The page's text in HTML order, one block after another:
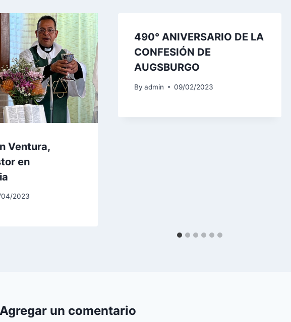
Ventura,
en
2023
490° ANIVERSARIO DE LA
CONFESIÓN DE
AUGSBURGO
By admin 09/02/2023
Agregar un comentario